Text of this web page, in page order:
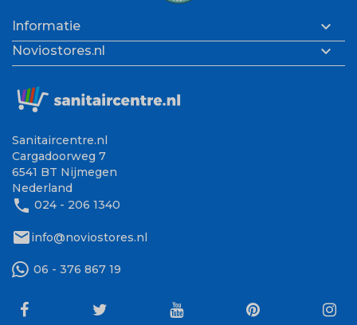
Informatie 
Noviostores.nl 
Sanitaircentre.nl
Cargadoorweg 7
6541 BT Nijmegen
Nederland
phone 024 - 206 1340
mailinfo@noviostores.nl
06 - 376 867 19